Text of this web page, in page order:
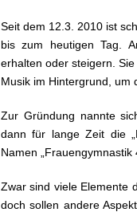
Seit dem 12.3. 2010 ist
bis zum heutigen Tag.
erhalten oder steigern.
Musik im Hintergrund, um
Zur Gründung nannte
dann für lange Zeit die
Namen
Zwar sind viele Elemente
doch sollen andere